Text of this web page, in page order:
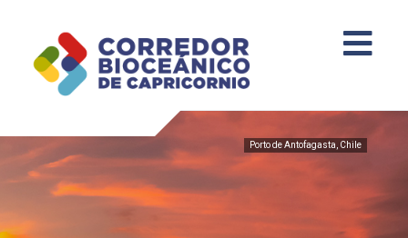
Porto de Antofagasta, Chile